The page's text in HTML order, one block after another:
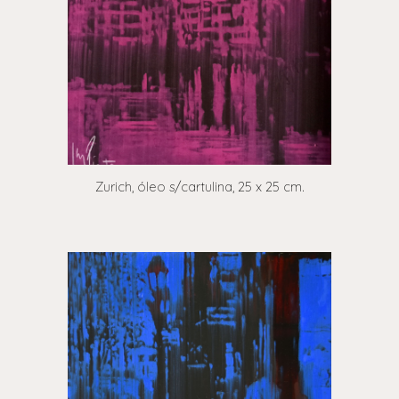
Zurich, óleo s/cartulina, 25 x 25 cm.